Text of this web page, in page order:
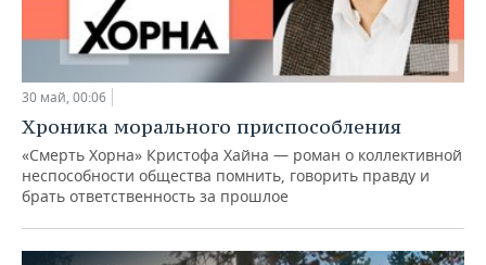
30 май, 00:06
Хроника морального приспособления
«Смерть Хорна» Кристофа Хайна — роман о коллективной
неспособности общества помнить, говорить правду и
брать ответственность за прошлое